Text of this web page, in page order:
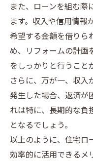
また、ローンを組む際
ます。収入や信用情報
希望する金額を借りら
め、リフォームの計画
をしっかりと行うこと
さらに、万が一、収入
発生した場合、返済が
れは特に、長期的な負
となるでしょう。
以上のように、住宅ロ
効率的に活用できるメ